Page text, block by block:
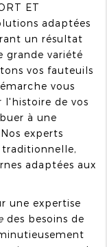
ET
adaptées
un résultat
grande variété
vos fauteuils
vous
l'histoire de vos
à une
experts
adaptées aux
une expertise
des besoins de